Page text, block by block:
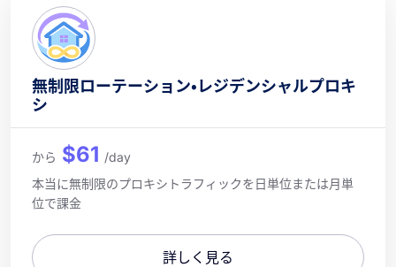
無制限ローテーション・レジデンシャルプロキ
シ
から $61 /day
本当に無制限のプロキシトラフィックを日単位または月単
位で課金
詳しく見る